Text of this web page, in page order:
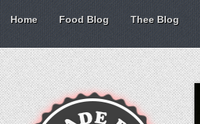
Home Food Blog Thee Blog